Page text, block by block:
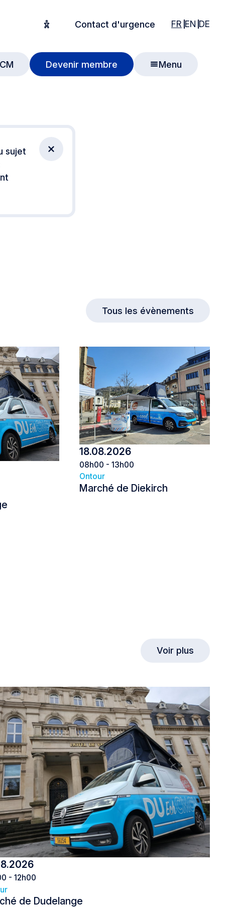
Options d'accessibilité
Contact d'urgence FR English
EN English
DE
recherche
Devenir membre Menu
sujet
Fermer la notification
Tous les évènements
Marché de Diekirch
Ontour
18.08.2026
08h00 - 13h00
Voir plus
de Dudelange
- 12h00